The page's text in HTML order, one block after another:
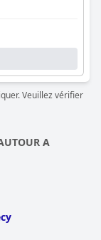
Veuillez vérifier
A